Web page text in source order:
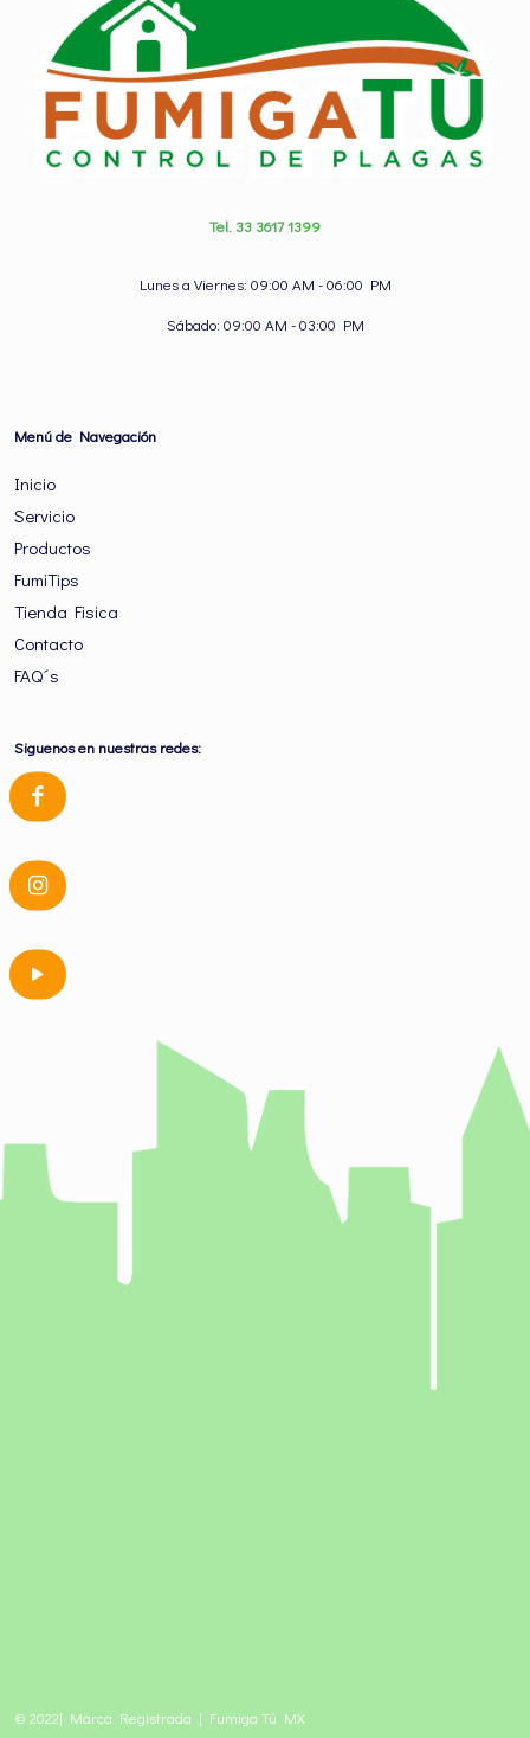
Tel. 33 3617 1399
Lunes a Viernes: 09:00 AM - 06:00 PM
Sábado: 09:00 AM - 03:00 PM
Menú de Navegación
Inicio
Servicio
Productos
FumiTips
Tienda Fisica
Contacto
FAQ´s
Siguenos en nuestras redes:
© 2022| Marca Registrada | Fumiga Tú MX